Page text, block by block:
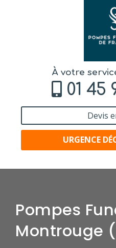
À votre
01 45
Devis
URGENCE
Pompes
Montrouge